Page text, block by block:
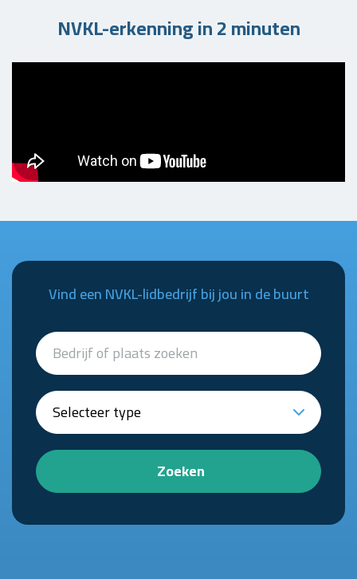
NVKL-erkenning in 2 minuten
Vind een NVKL-lidbedrijf bij jou in de buurt
Zoeken